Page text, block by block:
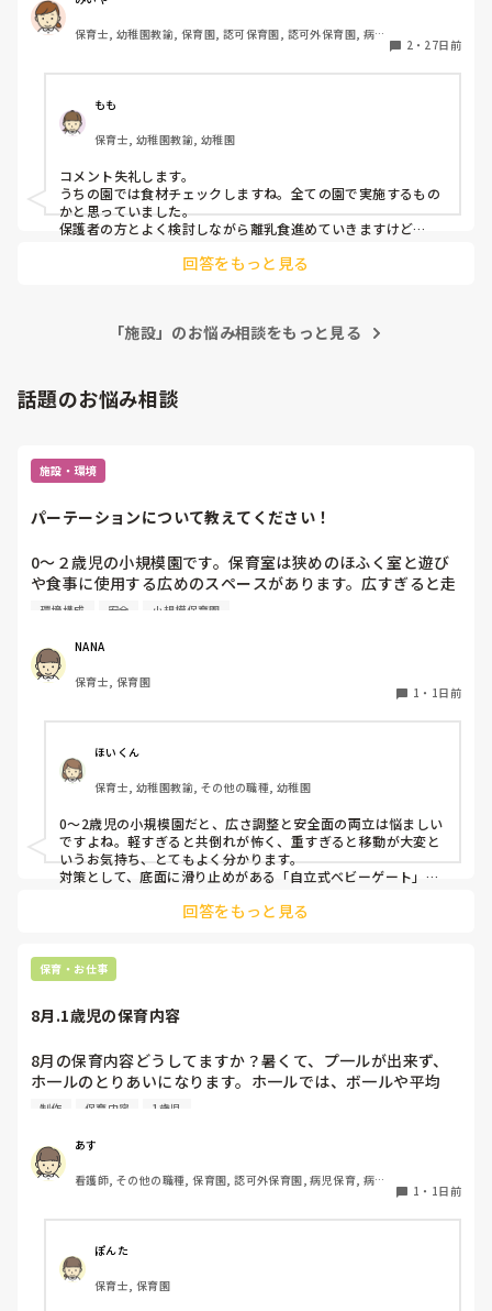
それ以外の食材は確認しませんし、初期食から食べる園です
連絡帳に書くだけで、保護者の方との擦り合わせはあまり無
いです。あまりにも急に上げていく時には保護者の方に伝え
たりしますが…
夏祭り(保護者参加なし)で、屋台おやつにゼリー(ゼラチン)
がありましたが、初期食の子にも普通に食べさせていて、後
期食から推奨されてるのに？と、行事を進めながら1人でパ
ニック状態でした。
今まで離乳食チェックのない園に勤めたこともなく、他にも
よろしくお願いします。
保育士, 幼稚園教諭, 保育園, 認可保育園, 認可外保育園, 病院
2・ 27日前
もも
保育士, 幼稚園教諭, 幼稚園
コメント失礼します。
うちの園では食材チェックしますね。全ての園で実施するもの
かと思っていました。
保護者の方とよく検討しながら離乳食進めていきますけど
保育士としてもとても不安ですよね。保護者の方からクレーム
回答をもっと見る
「施設」のお悩み相談をもっと見る
話題のお悩み相談
施設・環境
パーテーションについて教えてください！
0〜２歳児の小規模園です。保育室は狭めのほふく室と遊び
や食事に使用する広めのスペースがあります。広すぎると走
り回ったりして落ち着かないので、活動によってパーテーシ
うな素材で軽いので、ちょっと体が当たると倒れたり、つか
まり立ちが不安定な子にとっては共倒れになったりで危険で
す。かと言って固定してしまうと活動によって柔軟に移動す
しっかりした重いものを置いていましたが、移動が大変で使
い勝手が悪く、子どもがぶつかって倒れた時に怖い思いをし
ました。
皆さんの園ではどんなもので工夫されていますか？
環境構成 安全 小規模保育園
NANA
保育士, 保育園
1 ・ 1日前
ほいくん
保育士, 幼稚園教諭, その他の職種, 幼稚園
0〜2歳児の小規模園だと、広さ調整と安全面の両立は悩ましい
ですよね。軽すぎると共倒れが怖く、重すぎると移動が大変と
いうお気持ち、とてもよく分かります。
対策として、底面に滑り止めがある「自立式ベビーゲート」な
た、ストッパー付きキャスターをつけたロー棚を仕切りにすれ
り、脚元に水入りペットボトルなどの重りを付けて補強してみ
てくださいね。安全で使いやすい方法が見つかるよう応援して
回答をもっと見る
保育・お仕事
8月.1歳児の保育内容
8月の保育内容どうしてますか？暑くて、プ一ルが出来ず、
ホ一ルのとりあいになります。ホ一ルでは、ボ一ルや平均
台、風船で遊んでいます。製作で、うちわや望遠鏡や風鈴🎐
クラスです、玩具で遊ばせながら、何人かずつよんで、やっ
ています。何か、いいアイデアや、工夫など、何でもいいの
で、教えて下さい。
制作 保育内容 1歳児
あす
看護師, その他の職種, 保育園, 認可外保育園, 病児保育, 病院
1 ・ 1日前
ぽんた
保育士, 保育園